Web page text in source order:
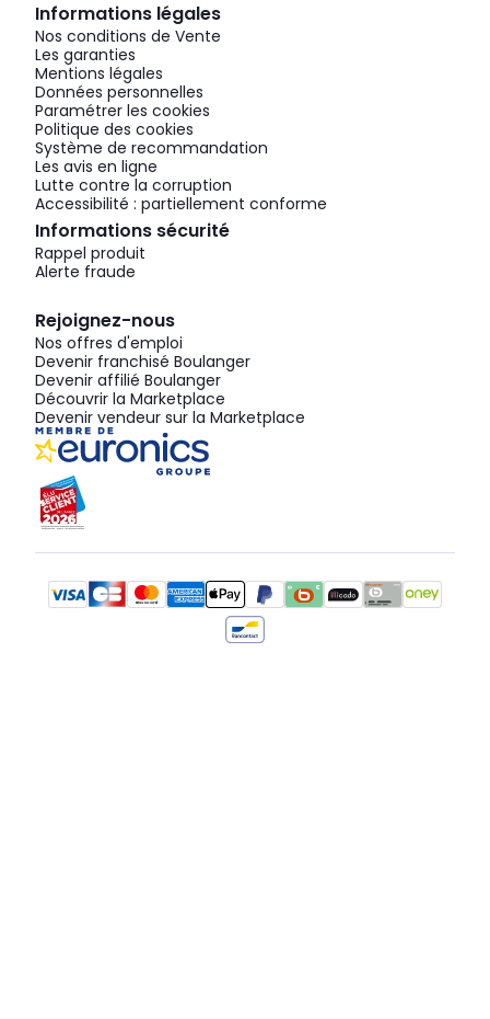
Informations légales
Nos conditions de Vente
Les garanties
Mentions légales
Données personnelles
Paramétrer les cookies
Politique des cookies
Système de recommandation
Les avis en ligne
Lutte contre la corruption
Accessibilité : partiellement conforme
Informations sécurité
Rappel produit
Alerte fraude
Rejoignez-nous
Nos offres d'emploi
Devenir franchisé Boulanger
Devenir affilié Boulanger
Découvrir la Marketplace
Devenir vendeur sur la Marketplace